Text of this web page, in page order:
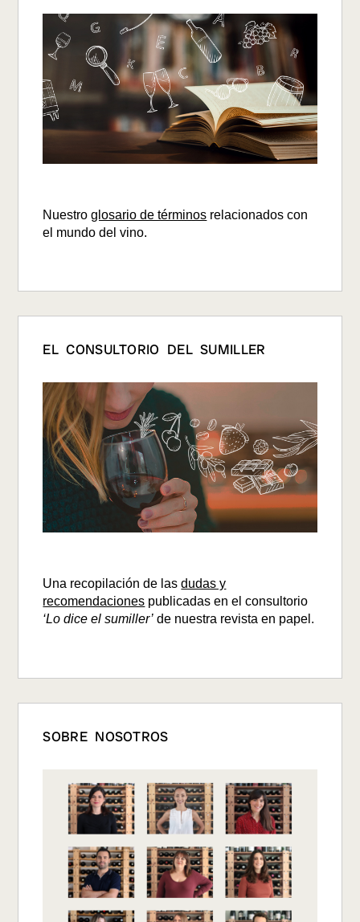
Nuestroglosario de términos relacionados con
el mundo del vino.
EL CONSULTORIO DEL SUMILLER
Una recopilación de lasdudas y
recomendaciones publicadas en el consultorio
‘Lo dice el sumiller’ de nuestra revista en papel.
SOBRE NOSOTROS